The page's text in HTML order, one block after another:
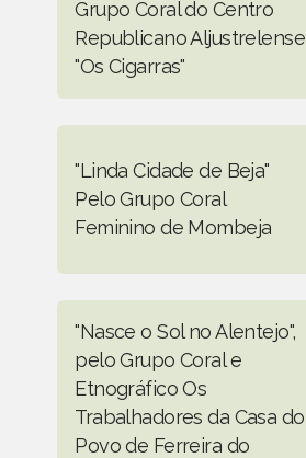
Grupo Coral do Centro
Republicano Aljustrelense
"Os Cigarras"
"Linda Cidade de Beja"
Pelo Grupo Coral
Feminino de Mombeja
"Nasce o Sol no Alentejo",
pelo Grupo Coral e
Etnográfico Os
Trabalhadores da Casa do
Povo de Ferreira do